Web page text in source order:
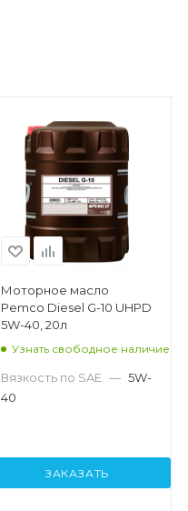
Моторное масло
Pemco Diesel G-10 UHPD
5W-40, 20л
Узнать свободное наличие
Вязкость по SAE — 5W-
40
ЗАКАЗАТЬ